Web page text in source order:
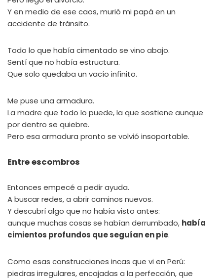
Y en medio de ese caos, murió mi papá en un
accidente de tránsito.
Todo lo que había cimentado se vino abajo.
Sentí que no había estructura.
Que solo quedaba un vacío infinito.
Me puse una armadura.
La madre que todo lo puede, la que sostiene aunque
por dentro se quiebre.
Pero esa armadura pronto se volvió insoportable.
Entre escombros
Entonces empecé a pedir ayuda.
A buscar redes, a abrir caminos nuevos.
Y descubrí algo que no había visto antes:
aunque muchas cosas se habían derrumbado, había
cimientos profundos que seguían en pie.
Como esas construcciones incas que vi en Perú:
piedras irregulares, encajadas a la perfección, que